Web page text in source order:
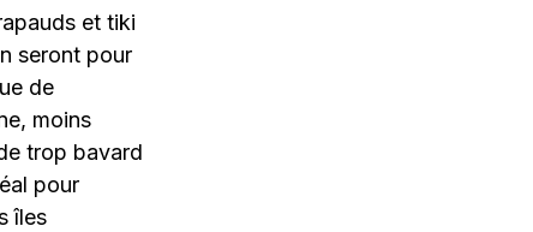
et tiki
seront pour
de
moins
trop bavard
pour
îles